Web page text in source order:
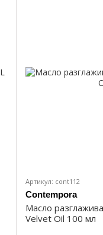
Артикул: cont112
Contempora
Масло
Velvet Oil 100 мл